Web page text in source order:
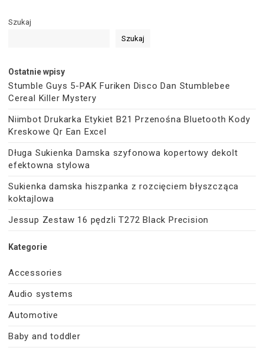
Szukaj
Szukaj
Ostatnie wpisy
Stumble Guys 5-PAK Furiken Disco Dan Stumblebee
Cereal Killer Mystery
Niimbot Drukarka Etykiet B21 Przenośna Bluetooth Kody
Kreskowe Qr Ean Excel
Długa Sukienka Damska szyfonowa kopertowy dekolt
efektowna stylowa
Sukienka damska hiszpanka z rozcięciem błyszcząca
koktajlowa
Jessup Zestaw 16 pędzli T272 Black Precision
Kategorie
Accessories
Audio systems
Automotive
Baby and toddler